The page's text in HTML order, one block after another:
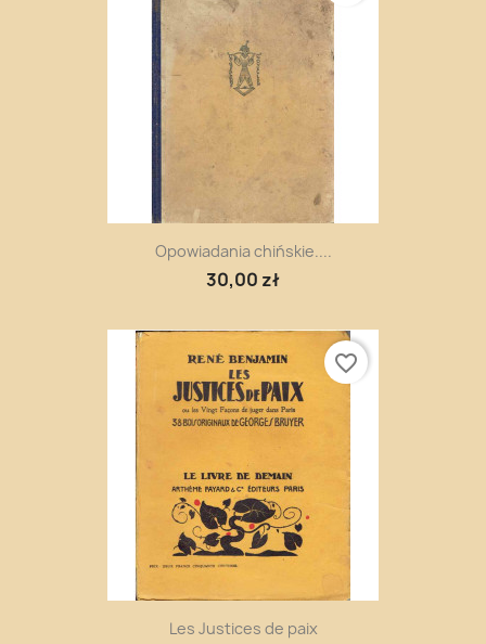
Opowiadania chińskie....
30,00 zł
Les Justices de paix
favorite_border